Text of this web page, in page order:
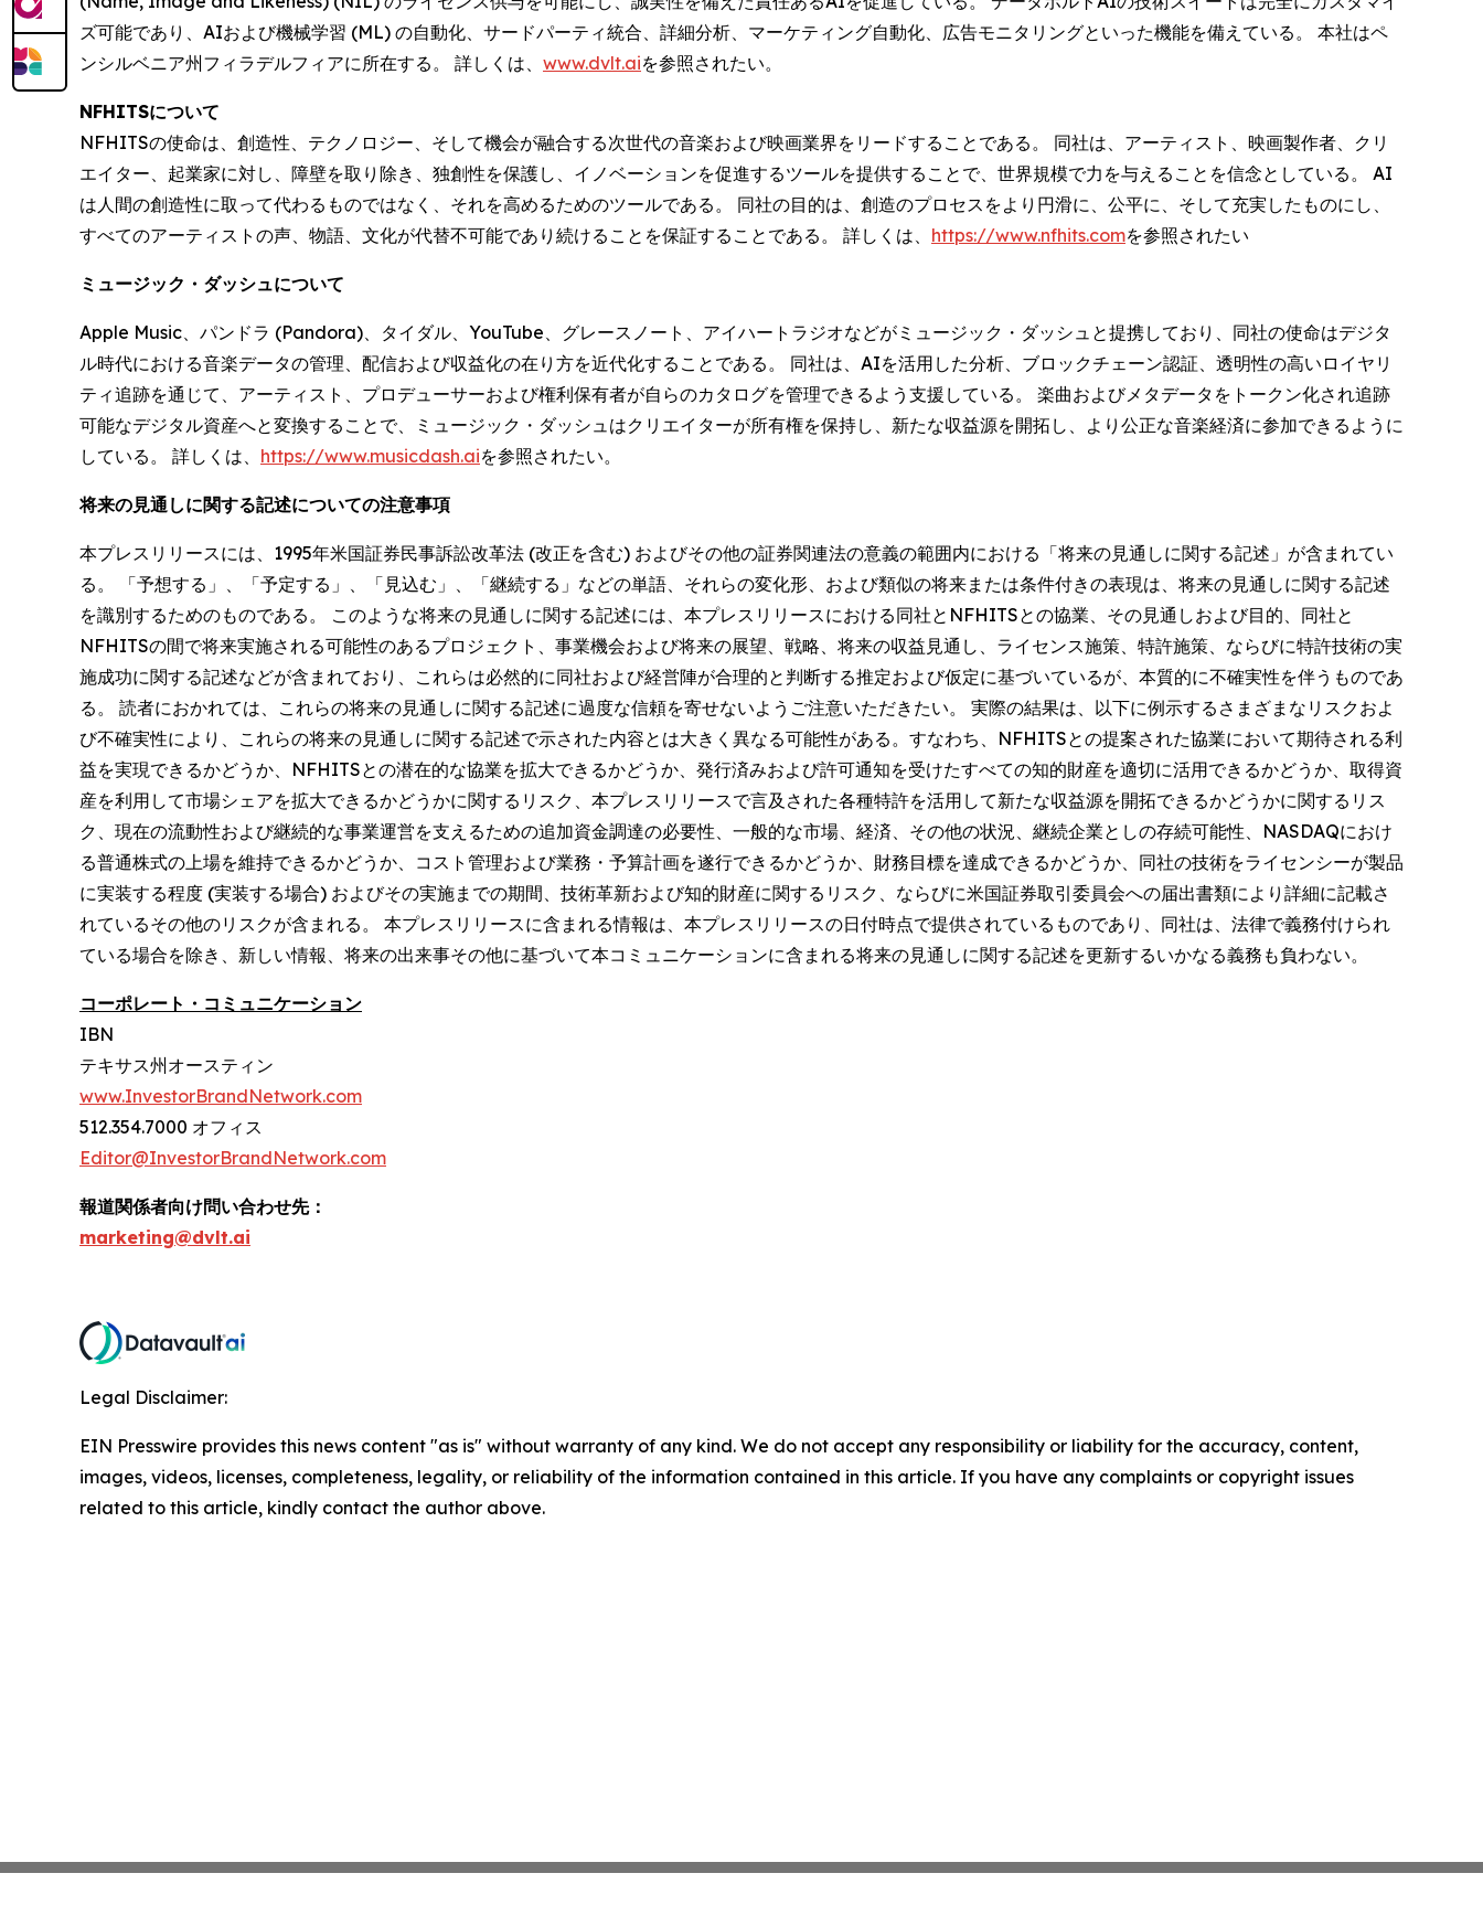
ズ可能であり、AIおよび機械学習 (ML) の自動化、サードパーティ統合、詳細分析、マーケティング自動化、広告モニタリングといった機能を備えている。 本社はペ
ンシルベニア州フィラデルフィアに所在する。 詳しくは、 www.dvlt.aiを参照されたい。
NFHITSについて
NFHITSの使命は、創造性、テクノロジー、そして機会が融合する次世代の音楽および映画業界をリードすることである。 同社は、アーティスト、映画製作者、クリ
エイター、起業家に対し、障壁を取り除き、独創性を保護し、イノベーションを促進するツールを提供することで、世界規模で力を与えることを信念としている。 AI
は人間の創造性に取って代わるものではなく、それを高めるためのツールである。 同社の目的は、創造のプロセスをより円滑に、公平に、そして充実したものにし、
すべてのアーティストの声、物語、文化が代替不可能であり続けることを保証することである。 詳しくは、 https://www.nfhits.comを参照されたい
ミュージック・ダッシュについて
Apple Music、パンドラ (Pandora)、タイダル、YouTube、グレースノート、アイハートラジオなどがミュージック・ダッシュと提携しており、同社の使命はデジタ
ル時代における音楽データの管理、配信および収益化の在り方を近代化することである。 同社は、AIを活用した分析、ブロックチェーン認証、透明性の高いロイヤリ
ティ追跡を通じて、アーティスト、プロデューサーおよび権利保有者が自らのカタログを管理できるよう支援している。 楽曲およびメタデータをトークン化され追跡
可能なデジタル資産へと変換することで、ミュージック・ダッシュはクリエイターが所有権を保持し、新たな収益源を開拓し、より公正な音楽経済に参加できるように
している。 詳しくは、 https://www.musicdash.aiを参照されたい。
将来の見通しに関する記述についての注意事項
本プレスリリースには、1995年米国証券民事訴訟改革法 (改正を含む) およびその他の証券関連法の意義の範囲内における「将来の見通しに関する記述」が含まれてい
る。 「予想する」、「予定する」、「見込む」、「継続する」などの単語、それらの変化形、および類似の将来または条件付きの表現は、将来の見通しに関する記述
を識別するためのものである。 このような将来の見通しに関する記述には、本プレスリリースにおける同社とNFHITSとの協業、その見通しおよび目的、同社と
NFHITSの間で将来実施される可能性のあるプロジェクト、事業機会および将来の展望、戦略、将来の収益見通し、ライセンス施策、特許施策、ならびに特許技術の実
施成功に関する記述などが含まれており、これらは必然的に同社および経営陣が合理的と判断する推定および仮定に基づいているが、本質的に不確実性を伴うものであ
る。 読者におかれては、これらの将来の見通しに関する記述に過度な信頼を寄せないようご注意いただきたい。 実際の結果は、以下に例示するさまざまなリスクおよ
び不確実性により、これらの将来の見通しに関する記述で示された内容とは大きく異なる可能性がある。すなわち、NFHITSとの提案された協業において期待される利
益を実現できるかどうか、NFHITSとの潜在的な協業を拡大できるかどうか、発行済みおよび許可通知を受けたすべての知的財産を適切に活用できるかどうか、取得資
産を利用して市場シェアを拡大できるかどうかに関するリスク、本プレスリリースで言及された各種特許を活用して新たな収益源を開拓できるかどうかに関するリス
ク、現在の流動性および継続的な事業運営を支えるための追加資金調達の必要性、一般的な市場、経済、その他の状況、継続企業としの存続可能性、NASDAQにおけ
る普通株式の上場を維持できるかどうか、コスト管理および業務・予算計画を遂行できるかどうか、財務目標を達成できるかどうか、同社の技術をライセンシーが製品
に実装する程度 (実装する場合) およびその実施までの期間、技術革新および知的財産に関するリスク、ならびに米国証券取引委員会への届出書類により詳細に記載さ
れているその他のリスクが含まれる。 本プレスリリースに含まれる情報は、本プレスリリースの日付時点で提供されているものであり、同社は、法律で義務付けられ
ている場合を除き、新しい情報、将来の出来事その他に基づいて本コミュニケーションに含まれる将来の見通しに関する記述を更新するいかなる義務も負わない。
コーポレート・コミュニケーション
IBN
テキサス州オースティン
www.InvestorBrandNetwork.com
512.354.7000 オフィス
Editor@InvestorBrandNetwork.com
報道関係者向け問い合わせ先：
marketing@dvlt.ai
Legal Disclaimer:
EIN Presswire provides this news content "as is" without warranty of any kind. We do not accept any responsibility or liability for the accuracy, content,
images, videos, licenses, completeness, legality, or reliability of the information contained in this article. If you have any complaints or copyright issues
related to this article, kindly contact the author above.